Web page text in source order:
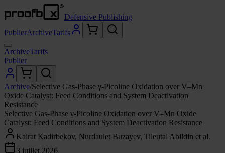
Defensive Publishing
PublierArchiveTarifs
ArchiveTarifs
Publier
Archive/Selective Gas-Phase γ-Picoline Oxidation over V–Mn
Oxide Catalyst: Feed Conditions and System Deactivation
Resistance
Selective Gas-Phase γ-Picoline Oxidation over V–Mn Oxide
Catalyst: Feed Conditions and System Deactivation Resistance
Kairat Kadirbekov, Nurdaulet Buzayev, Tileutai Abildin et al.
3 juillet 2026